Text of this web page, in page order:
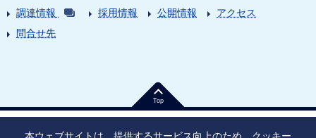
調達情報 採用情報 公開情報
アクセス
問合せ先
Top